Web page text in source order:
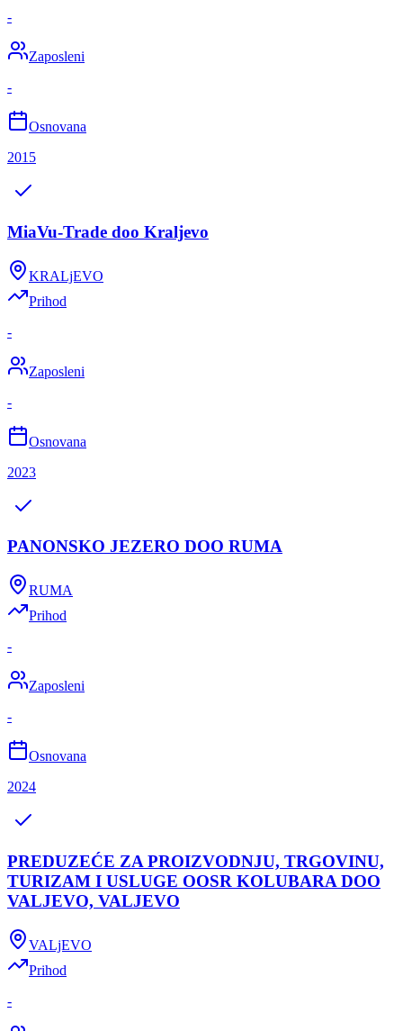
-
Zaposleni
-
Osnovana
2015
MiaVu-Trade doo Kraljevo
KRALjEVO
Prihod
-
Zaposleni
-
Osnovana
2023
PANONSKO JEZERO DOO RUMA
RUMA
Prihod
-
Zaposleni
-
Osnovana
2024
PREDUZEĆE ZA PROIZVODNJU, TRGOVINU,
TURIZAM I USLUGE OOSR KOLUBARA DOO
VALJEVO, VALJEVO
VALjEVO
Prihod
-